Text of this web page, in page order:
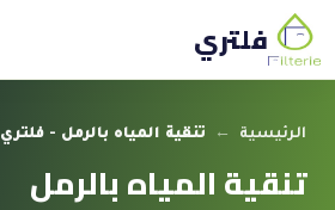
فلتري
الرئيسية ← تنقية المياه بالرمل - فلتري
تنقية المياه بالرمل